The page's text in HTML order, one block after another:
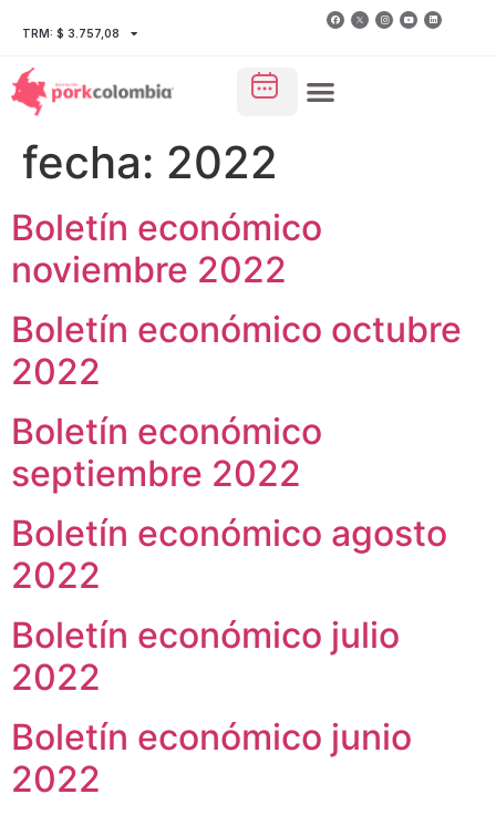
TRM: $ 3.757,08
fecha: 2022
Boletín económico
noviembre 2022
Boletín económico octubre
2022
Boletín económico
septiembre 2022
Boletín económico agosto
2022
Boletín económico julio
2022
Boletín económico junio
2022